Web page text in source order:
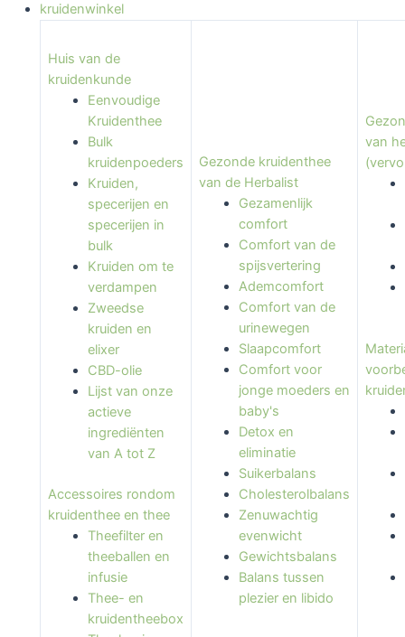
kruidenwinkel
Huis van de
kruidenkunde
Eenvoudige
Kruidenthee
Bulk
kruidenpoeders
Kruiden,
specerijen en
specerijen in
bulk
Kruiden om te
verdampen
Zweedse
kruiden en
elixer
CBD-olie
Lijst van onze
actieve
ingrediënten
van A tot Z
Accessoires rondom
kruidenthee en thee
Theefilter en
theeballen en
infusie
Thee- en
kruidentheebox
Gezonde kruidenthee
van de Herbalist
Gezamenlijk
comfort
Comfort van de
spijsvertering
Ademcomfort
Comfort van de
urinewegen
Slaapcomfort
Comfort voor
jonge moeders en
baby's
Detox en
eliminatie
Suikerbalans
Cholesterolbalans
Zenuwachtig
evenwicht
Gewichtsbalans
Balans tussen
plezier en libido
van